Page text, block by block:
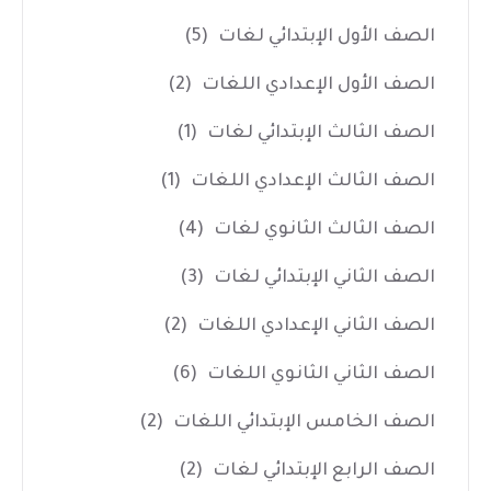
الصف الأول الإبتدائي لغات (5)
الصف الأول الإعدادي اللغات (2)
الصف الثالث الإبتدائي لغات (1)
الصف الثالث الإعدادي اللغات (1)
الصف الثالث الثانوي لغات (4)
الصف الثاني الإبتدائي لغات (3)
الصف الثاني الإعدادي اللغات (2)
الصف الثاني الثانوي اللغات (6)
الصف الخامس الإبتدائي اللغات (2)
الصف الرابع الإبتدائي لغات (2)